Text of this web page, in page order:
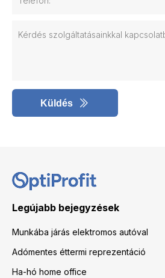
Küldés
Legújabb bejegyzések
Munkába járás elektromos autóval
Adómentes éttermi reprezentáció
Ha-hó home office